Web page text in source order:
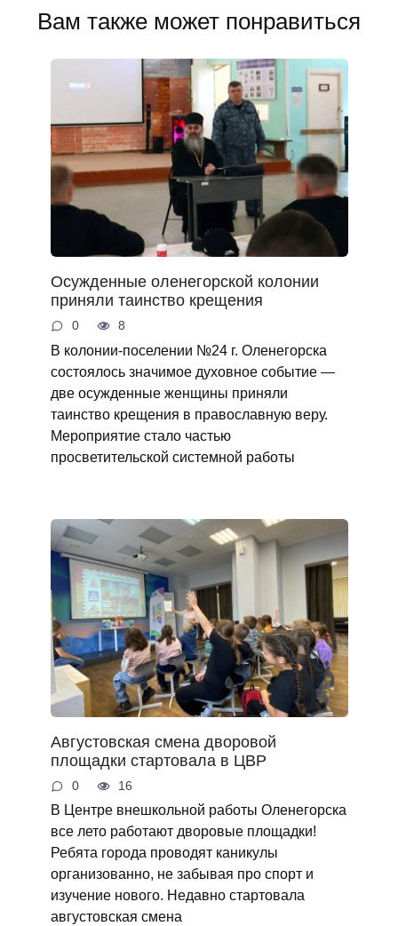
Вам также может понравиться
Осужденные оленегорской колонии
приняли таинство крещения
0 8
В колонии-поселении №24 г. Оленегорска
состоялось значимое духовное событие —
две осужденные женщины приняли
таинство крещения в православную веру.
Мероприятие стало частью
просветительской системной работы
Августовская смена дворовой
площадки стартовала в ЦВР
0 16
В Центре внешкольной работы Оленегорска
все лето работают дворовые площадки!
Ребята города проводят каникулы
организованно, не забывая про спорт и
изучение нового. Недавно стартовала
августовская смена